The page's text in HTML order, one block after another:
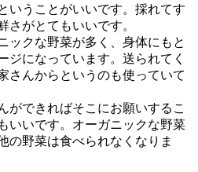
いうことがいいです。採れてす
さがとてもいいです。
ックな野菜が多く、身体にもと
ジになっています。送られてく
さんからというのも使っていて
ができればそこにお願いするこ
いいです。オーガニックな野菜
の野菜は食べられなくなりま